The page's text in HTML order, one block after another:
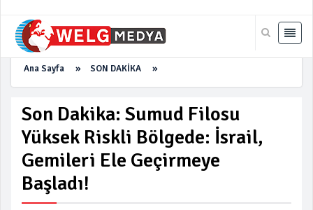
Ana Sayfa » SON DAKİKA »
Son Dakika: Sumud Filosu
Yüksek Riskli Bölgede: İsrail,
Gemileri Ele Geçirmeye
Başladı!